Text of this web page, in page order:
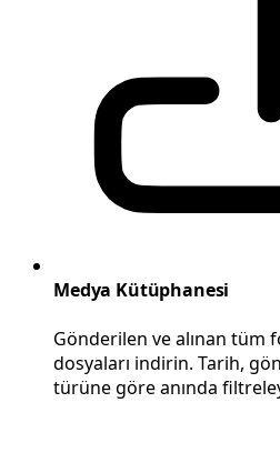
Medya Kütüphanesi
Gönderilen ve alınan tüm
dosyaları indirin. Tarih,
türüne göre anında